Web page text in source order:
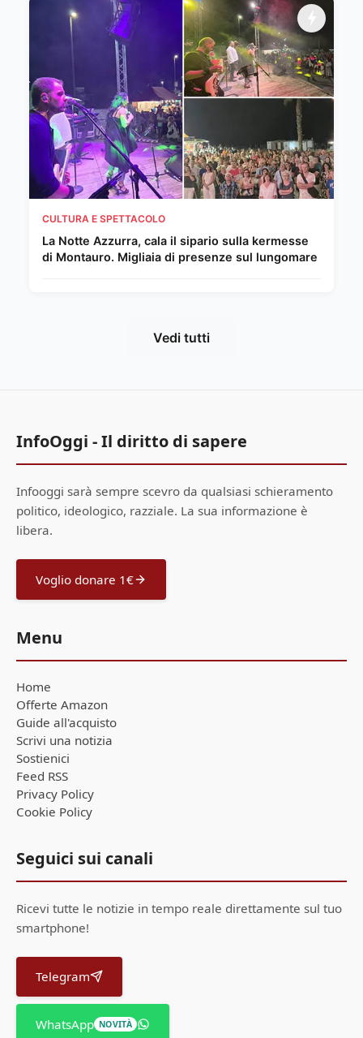
CULTURA E SPETTACOLO
La Notte Azzurra, cala il sipario sulla kermesse
di Montauro. Migliaia di presenze sul lungomare
Vedi tutti
InfoOggi - Il diritto di sapere
Infooggi sarà sempre scevro da qualsiasi schieramento
politico, ideologico, razziale. La sua informazione è
libera.
Voglio donare 1€
Menu
Home
Offerte Amazon
Guide all'acquisto
Scrivi una notizia
Sostienici
Feed RSS
Privacy Policy
Cookie Policy
Seguici sui canali
Ricevi tutte le notizie in tempo reale direttamente sul tuo
smartphone!
Telegram
WhatsApp NOVITÀ